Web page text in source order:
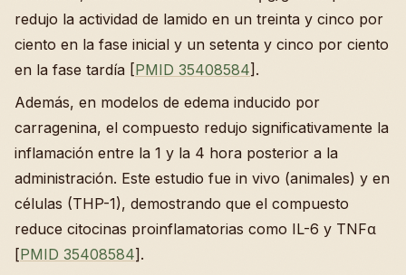
redujo la actividad de lamido en un treinta y cinco por
ciento en la fase inicial y un setenta y cinco por ciento
en la fase tardía [PMID 35408584].
Además, en modelos de edema inducido por
carragenina, el compuesto redujo significativamente la
inflamación entre la 1 y la 4 hora posterior a la
administración. Este estudio fue in vivo (animales) y en
células (THP-1), demostrando que el compuesto
reduce citocinas proinflamatorias como IL-6 y TNFα
[PMID 35408584].